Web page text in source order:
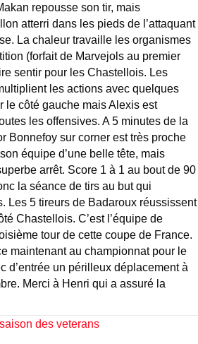
repousse son tir, mais
atterri dans les pieds de l’attaquant
La chaleur travaille les organismes
(forfait de Marvejols au premier
sentir pour les Chastellois. Les
les actions avec quelques
le côté gauche mais Alexis est
les offensives. A 5 minutes de la
Bonnefoy sur corner est très proche
équipe d’une belle tête, mais
arrêt. Score 1 à 1 au bout de 90
la séance de tirs au but qui
Les 5 tireurs de Badaroux réussissent
Chastellois. C’est l’équipe de
tour de cette coupe de France.
maintenant au championnat pour le
d’entrée un périlleux déplacement à
Merci à Henri qui a assuré la
des veterans